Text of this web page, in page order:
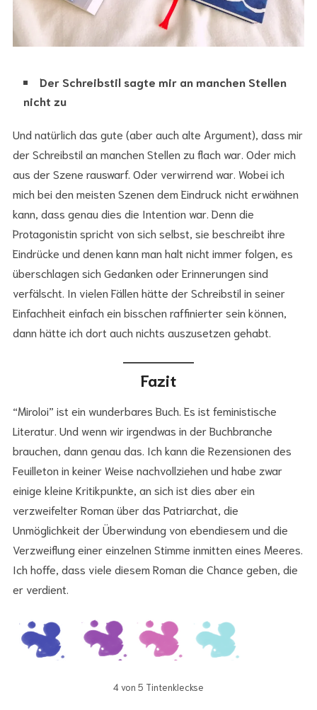
Der Schreibstil sagte mir an manchen Stellen
nicht zu
Und natürlich das gute (aber auch alte Argument), dass mir
der Schreibstil an manchen Stellen zu flach war. Oder mich
aus der Szene rauswarf. Oder verwirrend war. Wobei ich
mich bei den meisten Szenen dem Eindruck nicht erwähnen
kann, dass genau dies die Intention war. Denn die
Protagonistin spricht von sich selbst, sie beschreibt ihre
Eindrücke und denen kann man halt nicht immer folgen, es
überschlagen sich Gedanken oder Erinnerungen sind
verfälscht. In vielen Fällen hätte der Schreibstil in seiner
Einfachheit einfach ein bisschen raffinierter sein können,
dann hätte ich dort auch nichts auszusetzen gehabt.
Fazit
“Miroloi” ist ein wunderbares Buch. Es ist feministische
Literatur. Und wenn wir irgendwas in der Buchbranche
brauchen, dann genau das. Ich kann die Rezensionen des
Feuilleton in keiner Weise nachvollziehen und habe zwar
einige kleine Kritikpunkte, an sich ist dies aber ein
verzweifelter Roman über das Patriarchat, die
Unmöglichkeit der Überwindung von ebendiesem und die
Verzweiflung einer einzelnen Stimme inmitten eines Meeres.
Ich hoffe, dass viele diesem Roman die Chance geben, die
er verdient.
4 von 5 Tintenkleckse